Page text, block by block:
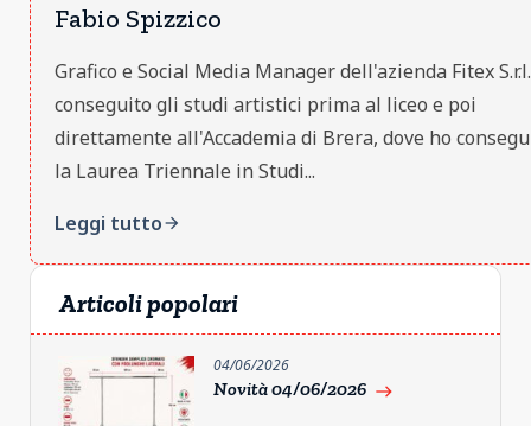
Fabio Spizzico
Grafico e Social Media Manager dell'azienda Fitex
conseguito gli studi artistici prima al liceo e poi
direttamente all'Accademia di Brera, dove ho
la Laurea Triennale in Studi...
Leggi tuttoarrow_forward
Articoli popolari
04/06/2026
Novità 04/06/2026 east